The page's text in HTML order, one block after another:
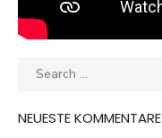
Search
NEUESTE KOMMENTARE